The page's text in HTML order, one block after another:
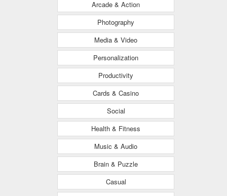
Arcade & Action
Photography
Media & Video
Personalization
Productivity
Cards & Casino
Social
Health & Fitness
Music & Audio
Brain & Puzzle
Casual